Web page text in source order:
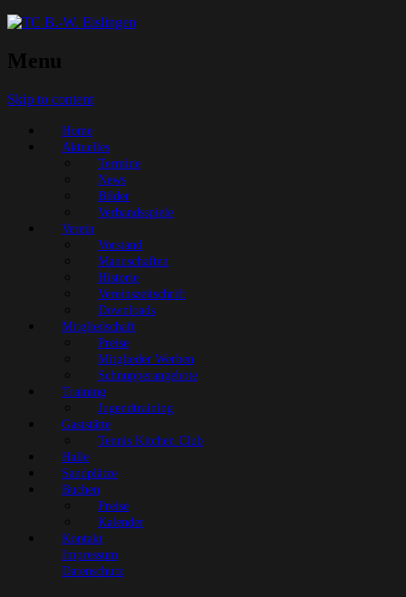
Menu
Skip to content
Home
Aktuelles
Termine
News
Bilder
Verbandsspiele
Verein
Vorstand
Mannschaften
Historie
Vereinszeitschrift
Downloads
Mitgliedschaft
Preise
Mitglieder Werben
Schnupperangebote
Training
Jugendtraining
Gaststätte
Tennis Kitchen Club
Halle
Sandplätze
Buchen
Preise
Kalender
Kontakt
Impressum
Datenschutz